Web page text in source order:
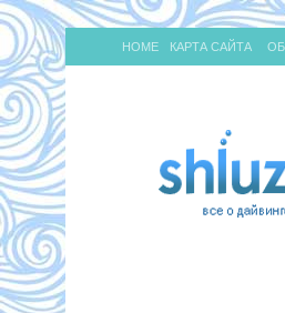
HOME КАРТА САЙТА